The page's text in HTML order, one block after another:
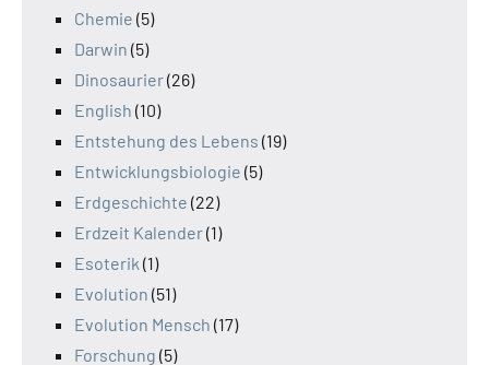
Chemie (5)
Darwin (5)
Dinosaurier(26)
English (10)
Entstehung des Lebens (19)
Entwicklungsbiologie (5)
Erdgeschichte (22)
Erdzeit Kalender(1)
Esoterik (1)
Evolution (51)
Evolution Mensch (17)
Forschung (5)